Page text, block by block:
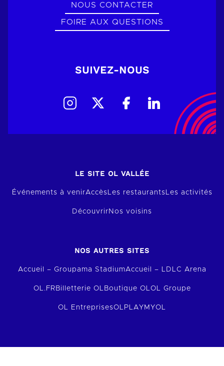
NOUS CONTACTER
FOIRE AUX QUESTIONS
SUIVEZ-NOUS
LE SITE OL VALLÉE
Événements à venirAccèsLes restaurantsLes activités
Découvrir Nos voisins
NOS AUTRES SITES
Accueil – Groupama StadiumAccueil – LDLC Arena
OL.FR Billetterie OL Boutique OLOL Groupe
OL EntreprisesOLPLAY MYOL